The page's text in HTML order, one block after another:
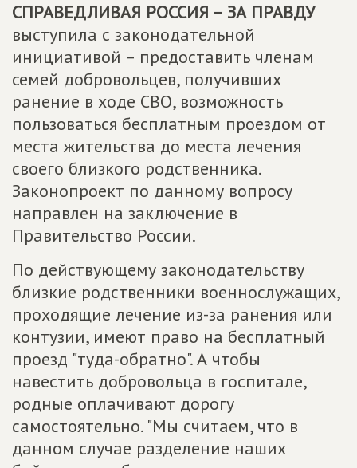
СПРАВЕДЛИВАЯ РОССИЯ – ЗА ПРАВДУ
выступила с законодательной
инициативой – предоставить членам
семей добровольцев, получивших
ранение в ходе СВО, возможность
пользоваться бесплатным проездом от
места жительства до места лечения
своего близкого родственника.
Законопроект по данному вопросу
направлен на заключение в
Правительство России.
По действующему законодательству
близкие родственники военнослужащих,
проходящие лечение из-за ранения или
контузии, имеют право на бесплатный
проезд "туда-обратно". А чтобы
навестить добровольца в госпитале,
родные оплачивают дорогу
самостоятельно. "Мы считаем, что в
данном случае разделение наших